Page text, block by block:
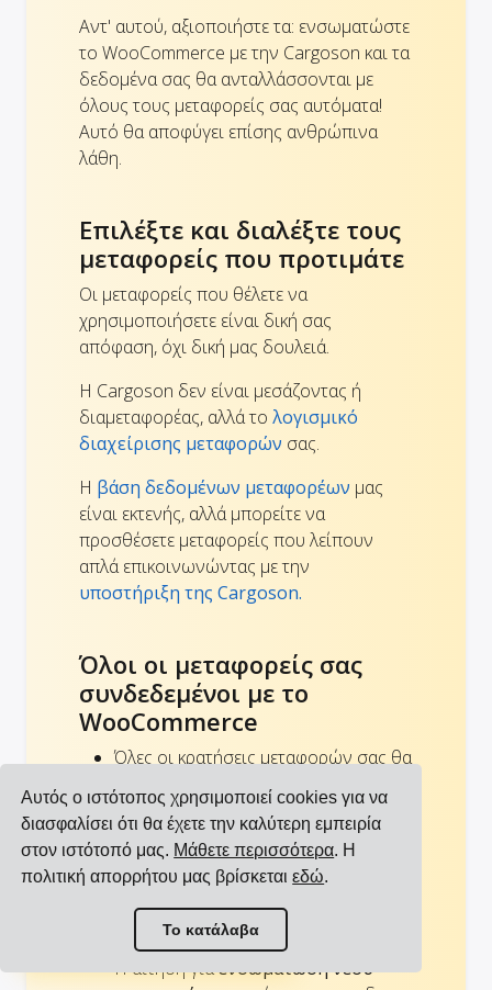
Αυτός ο ιστότοπος χρησιμοποιεί cookies για να
διασφαλίσει ότι θα έχετε την καλύτερη εμπειρία
στον ιστότοπό μας. Μάθετε περισσότερα. Η
πολιτική απορρήτου μας βρίσκεταιεδώ.
Το κατάλαβα
Αντ' αυτού, αξιοποιήστε τα: ενσωματώστε
το WooCommerce με την Cargoson και τα
δεδομένα σας θα ανταλλάσσονται με
όλους τους μεταφορείς σας αυτόματα!
Αυτό θα αποφύγει επίσης ανθρώπινα
λάθη.
Επιλέξτε και διαλέξτε τους
μεταφορείς που προτιμάτε
Οι μεταφορείς που θέλετε να
χρησιμοποιήσετε είναι δική σας
απόφαση, όχι δική μας δουλειά.
Η Cargoson δεν είναι μεσάζοντας ή
διαμεταφορέας, αλλά το λογισμικό
διαχείρισης μεταφορών σας.
Η βάση δεδομένων μεταφορέων μας
είναι εκτενής, αλλά μπορείτε να
προσθέσετε μεταφορείς που λείπουν
απλά επικοινωνώντας με την
υποστήριξη της Cargoson.
Όλοι οι μεταφορείς σας
συνδεδεμένοι με το
WooCommerce
Όλες οι κρατήσεις μεταφορών σας θα
μπορούσαν να γίνονται με τον ίδιο
τρόπο.
Απλό API: Μία ενσωμάτωση από το
WooCommerce κατάστημα σας θα
καλύψει όλες τις παρούσες και
μελλοντικέςενσωματώσεις
μεταφορέωνσας.
Η αίτηση γιαενσωμάτωση νέου
Προβολή όλων των ενσωματώσεων
Προβολή όλων των μεταφορέων